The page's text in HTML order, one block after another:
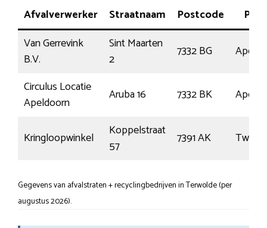
Afvalverwerker Straatnaam Postcode
Van Gerrevink
B.V.
Sint Maarten
2
7332 BG
Circulus Locatie
Apeldoorn
Aruba 16 7332 BK
Kringloopwinkel
Koppelstraat
57
7391 AK Twello
Gegevens van afvalstraten + recyclingbedrijven in Terwolde (per
augustus 2026).